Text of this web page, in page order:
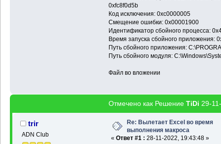
0xfc8f0d5b
Код исключения: 0xc0000005
Смещение ошибки: 0x00001900
Идентификатор сбойного процесса:
Время запуска сбойного приложения:
Путь сбойного приложения:
Путь сбойного модуля:
Файл во вложении
Отмечено как Решение TiDi 29-
trir
ADN Club
Re: Вылетает Excel во время
выполнения макроса
« Ответ #1 : 28-11-2022, 19:43:48 »